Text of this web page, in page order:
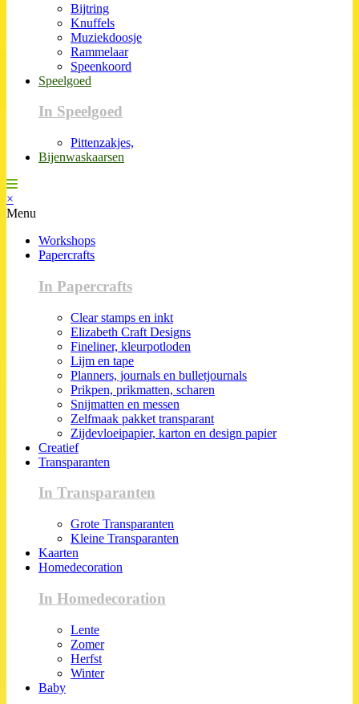
Bijtring
Knuffels
Muziekdoosje
Rammelaar
Speenkoord
Speelgoed
In Speelgoed
Pittenzakjes,
Bijenwaskaarsen
×
Menu
Workshops
Papercrafts
In Papercrafts
Clear stamps en inkt
Elizabeth Craft Designs
Fineliner, kleurpotloden
Lijm en tape
Planners, journals en bulletjournals
Prikpen, prikmatten, scharen
Snijmatten en messen
Zelfmaak pakket transparant
Zijdevloeipapier, karton en design papier
Creatief
Transparanten
In Transparanten
Grote Transparanten
Kleine Transparanten
Kaarten
Homedecoration
In Homedecoration
Lente
Zomer
Herfst
Winter
Baby